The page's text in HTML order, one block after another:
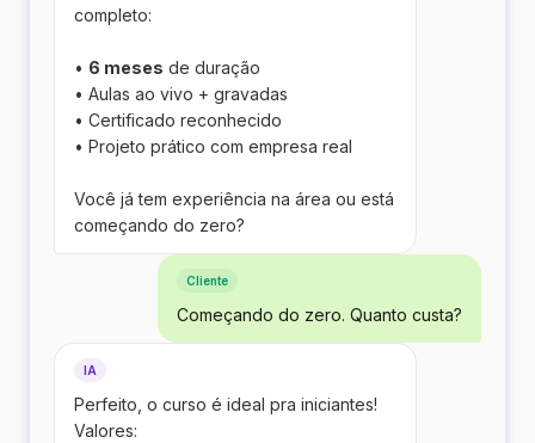
completo:
• 6 meses de duração
• Aulas ao vivo + gravadas
• Certificado reconhecido
• Projeto prático com empresa real
Você já tem experiência na área ou está
começando do zero?
Cliente
Começando do zero. Quanto custa?
IA
Perfeito, o curso é ideal pra iniciantes!
Valores: